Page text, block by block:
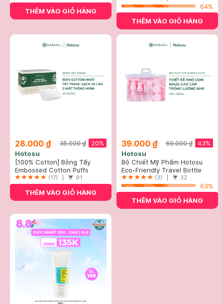
THÊM VÀO GIỎ HÀNG
64%
THÊM VÀO GIỎ HÀNG
28.000 ₫ 20%
35.000 ₫
Hotosu
[100% Cotton] Bông Tẩy
Trang Hotosu Hộp 80 Miếng
Embossed Cotton Puffs
(17) | 91
THÊM VÀO GIỎ HÀNG
39.000 ₫ 43%
69.000 ₫
Hotosu
Bộ Chiết Mỹ Phẩm Hotosu
Hồng (9 Món)
Eco-Friendly Travel Bottle
Sets
(3) | 32
63%
THÊM VÀO GIỎ HÀNG